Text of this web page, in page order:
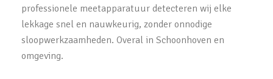
professionele meetapparatuur detecteren wij elke
lekkage snel en nauwkeurig, zonder onnodige
sloopwerkzaamheden. Overal in Schoonhoven en
omgeving.